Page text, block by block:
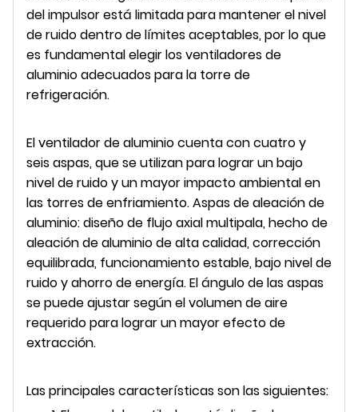
del impulsor está limitada para mantener el nivel
de ruido dentro de límites aceptables, por lo que
es fundamental elegir los ventiladores de
aluminio adecuados para la torre de
refrigeración.
El ventilador de aluminio cuenta con cuatro y
seis aspas, que se utilizan para lograr un bajo
nivel de ruido y un mayor impacto ambiental en
las torres de enfriamiento. Aspas de aleación de
aluminio: diseño de flujo axial multipala, hecho de
aleación de aluminio de alta calidad, corrección
equilibrada, funcionamiento estable, bajo nivel de
ruido y ahorro de energía. El ángulo de las aspas
se puede ajustar según el volumen de aire
requerido para lograr un mayor efecto de
extracción.
Las principales características son las siguientes: